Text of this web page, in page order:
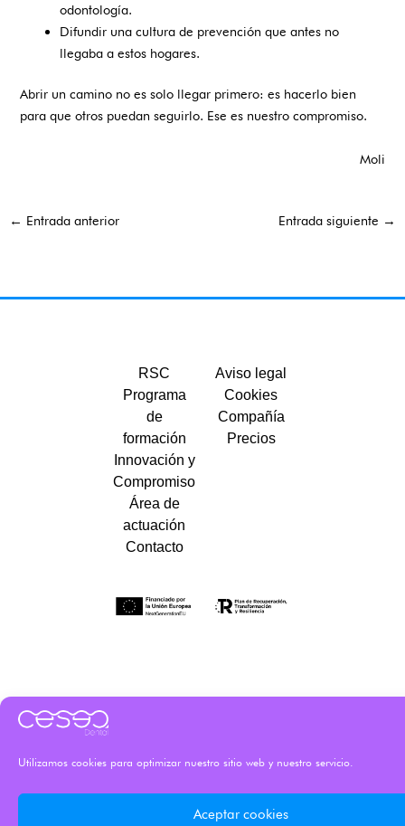
Utilizamos cookies para optimizar nuestro sitio web y nuestro servicio.
Aceptar cookies
odontología.
Difundir una cultura de prevención que antes no
llegaba a estos hogares.
Abrir un camino no es solo llegar primero: es hacerlo bien
para que otros puedan seguirlo. Ese es nuestro compromiso.
Moli
← Entrada anterior Entrada siguiente →
RSC
Programa
de
formación
Innovación y
Compromiso
Área de
actuación
Contacto
Aviso legal
Cookies
Compañía
Precios